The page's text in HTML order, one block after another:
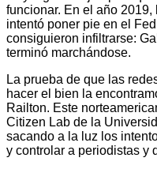
funcionar. En el año
intentó poner pie en el
consiguieron infiltrarse:
terminó marchándose.
La prueba de que las
hacer el bien la
Railton. Este
Citizen Lab de la
sacando a la luz los
y controlar a periodistas y